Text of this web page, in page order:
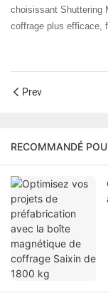
choisissant Shuttering
coffrage plus efficace,
Prev
RECOMMANDÉ